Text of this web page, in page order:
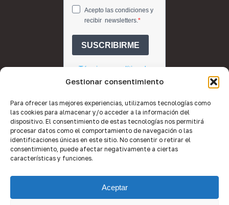
Gestionar consentimiento
Para ofrecer las mejores experiencias, utilizamos tecnologías como
las cookies para almacenar y/o acceder a la información del
dispositivo. El consentimiento de estas tecnologías nos permitirá
procesar datos como el comportamiento de navegación o las
identificaciones únicas en este sitio. No consentir o retirar el
consentimiento, puede afectar negativamente a ciertas
características y funciones.
Aceptar
© 2026 Quality Brokers Valencia.